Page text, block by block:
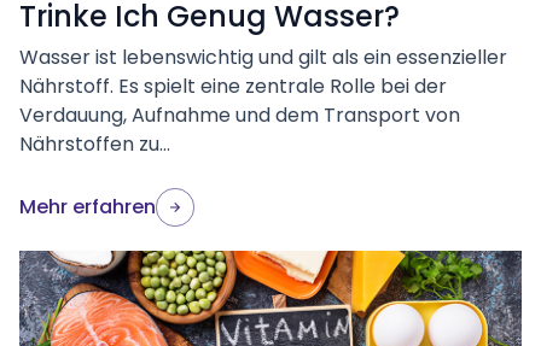
Trinke Ich Genug Wasser?
Wasser ist lebenswichtig und gilt als ein essenzieller
Nährstoff. Es spielt eine zentrale Rolle bei der
Verdauung, Aufnahme und dem Transport von
Nährstoffen zu...
Mehr erfahren